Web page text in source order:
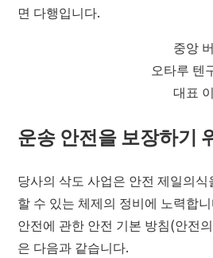
면 다행입니다.
중앙
오타루 텐
대표
운송 안전을 보장하기
당사의 삭도 사업은 안전 제일의
할 수 있는 체제의 정비에 노력합
안전에 관한 안전 기본 방침(안전
은 다음과 같습니다.